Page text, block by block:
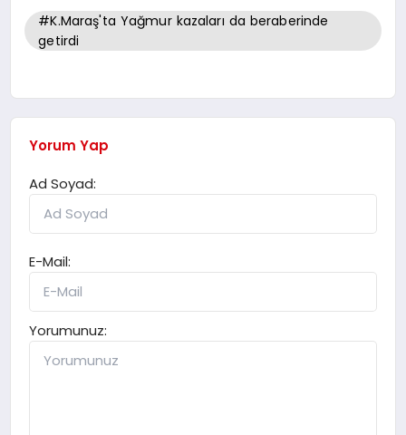
#K.Maraş'ta Yağmur kazaları da beraberinde
getirdi
Yorum Yap
Ad Soyad:
E-Mail:
Yorumunuz: